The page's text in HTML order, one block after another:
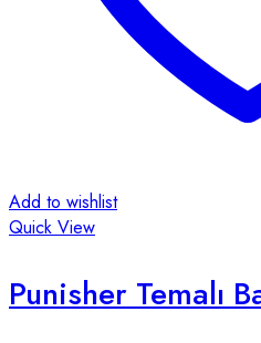
Add to wishlist
Quick View